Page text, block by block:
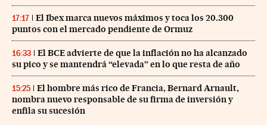
17:17
El Ibex marca nuevos máximos y toca los 20.300
puntos con el mercado pendiente de Ormuz
16:33
El BCE advierte de que la inflación no ha alcanzado
su pico y se mantendrá “elevada” en lo que resta de año
15:25
El hombre más rico de Francia, Bernard Arnault,
nombra nuevo responsable de su firma de inversión y
enfila su sucesión